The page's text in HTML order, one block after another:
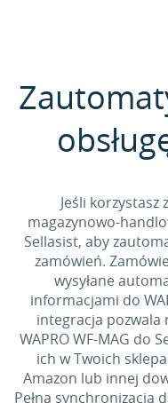
Jeśli
magazynowo-
Sellasist, aby
zamówień.
wysyłane
informacjami do
integracja
WAPRO WF-MAG do
ich w Twoich
Amazon lub innej
Pełna synchronizacja